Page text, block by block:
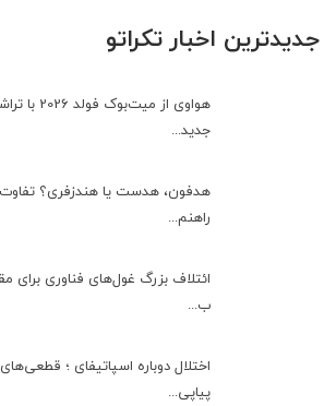
جدیدترین اخبار تکراتو
هواوی از میت‌بوک فولد
جدید...
هدفون، هدست یا هندزفری؟
راهنم...
ائتلاف بزرگ غول‌های فناوری برای
ب...
اختلال دوباره اسپاتیفای ؛ قطعی‌های
پیاپی...